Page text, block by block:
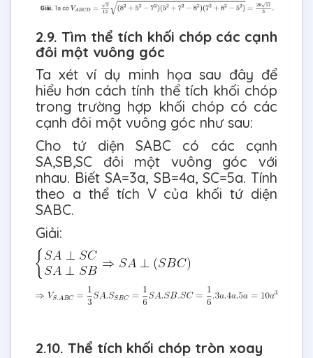
2.9. Tìm thể tích khối chóp các cạnh
đôi một vuông góc
Ta xét ví dụ minh họa sau đây để
hiểu hơn cách tính thể tích khối chóp
trong trường hợp khối chóp có các
cạnh đôi một vuông góc như sau:
Cho tứ diện SABC có các cạnh
SA,SB,SC đôi một vuông góc với
nhau. Biết SA=3a, SB=4a, SC=5a. Tính
theo a thể tích V của khối tứ diện
SABC.
Giải:
2.10. Thể tích khối chóp tròn xoay